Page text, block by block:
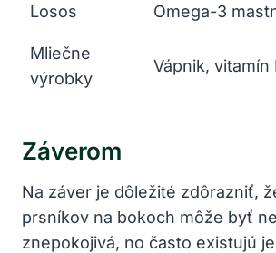
Losos Omega-3
Mliečne
výrobky
Vápnik, vitamín
Záverom
Na záver je dôležité zdôrazniť,
prsníkov na bokoch môže byť
znepokojivá, no často existujú